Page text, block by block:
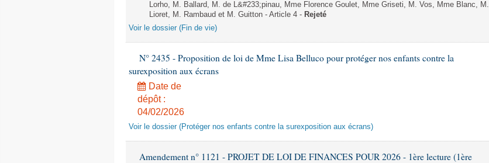
Lorho, M. Ballard, M. de L&#233;pinau, Mme Florence Goulet, Mme Griseti, M. Vos, Mme Blanc, M.
Lioret, M. Rambaud et M. Guitton - Article 4 - Rejeté
Voir le dossier (Fin de vie)
N° 2435 - Proposition de loi de Mme Lisa Belluco pour protéger nos enfants contre la
surexposition aux écrans
Date de
dépôt :
04/02/2026
Voir le dossier (Protéger nos enfants contre la surexposition aux écrans)
Amendement n° 1121 - PROJET DE LOI DE FINANCES POUR 2026 - 1ère lecture (1ère